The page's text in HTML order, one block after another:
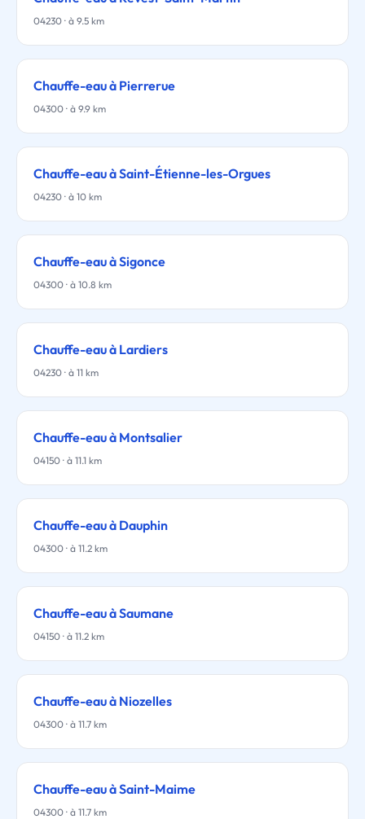
04230 · à 9.5 km
Chauffe-eau à Pierrerue
04300 · à 9.9 km
Chauffe-eau à Saint-Étienne-les-Orgues
04230 · à 10 km
Chauffe-eau à Sigonce
04300 · à 10.8 km
Chauffe-eau à Lardiers
04230 · à 11 km
Chauffe-eau à Montsalier
04150 · à 11.1 km
Chauffe-eau à Dauphin
04300 · à 11.2 km
Chauffe-eau à Saumane
04150 · à 11.2 km
Chauffe-eau à Niozelles
04300 · à 11.7 km
Chauffe-eau à Saint-Maime
04300 · à 11.7 km